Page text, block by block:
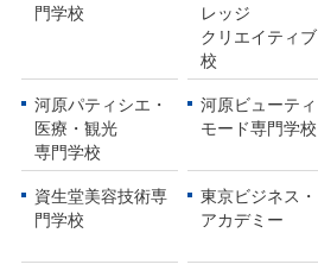
門学校
レッジ
クリエイティブ
校
河原パティシエ・
医療・観光
専門学校
河原ビューティ
モード専門学校
資生堂美容技術専
門学校
東京ビジネス・
アカデミー